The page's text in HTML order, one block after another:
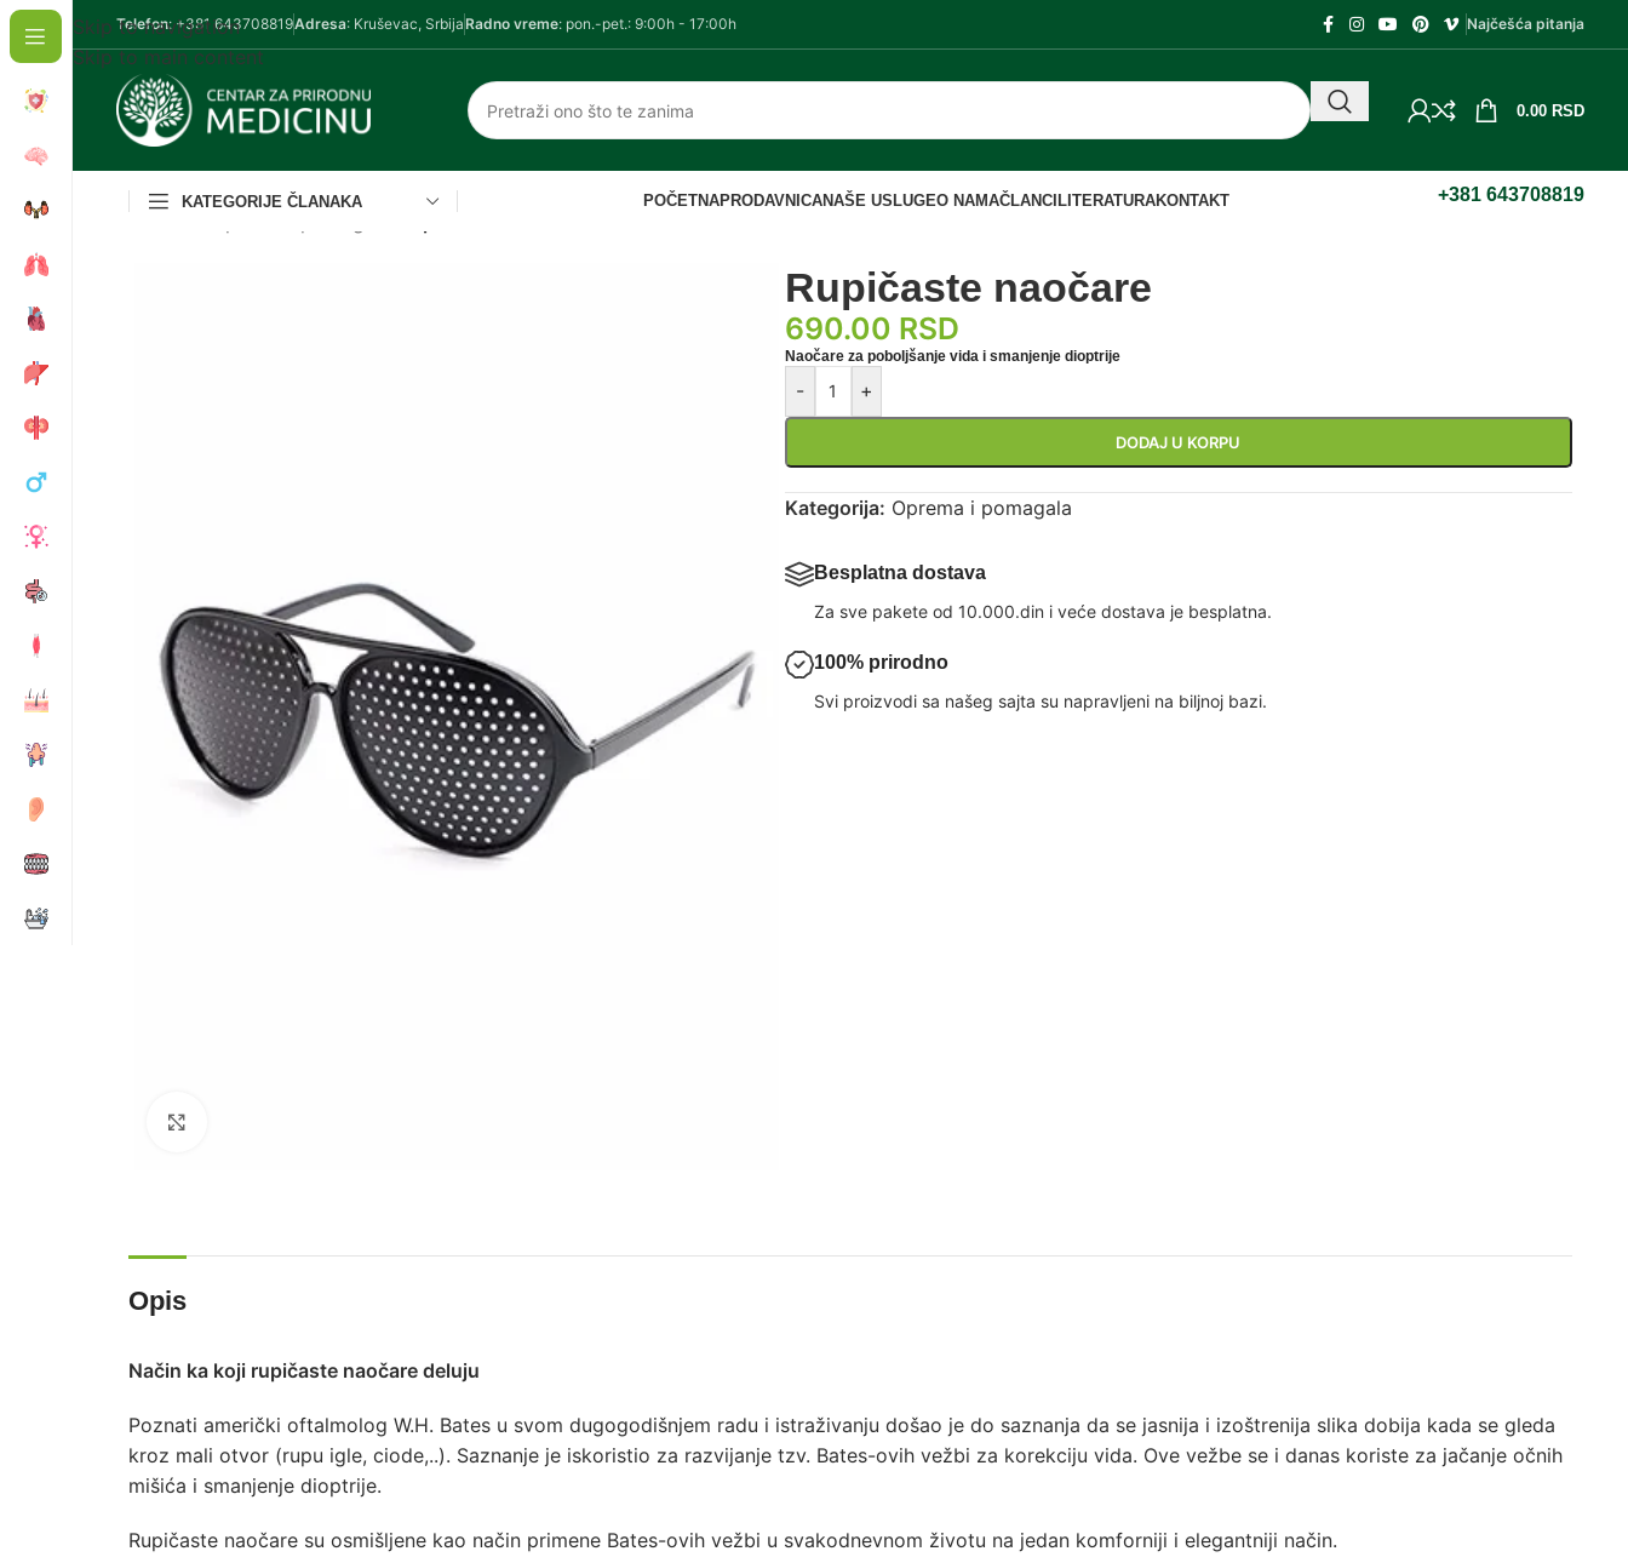
Skip to navigation
Skip to main content
Telefon: +381 643708819Adresa: Kruševac, SrbijaRadno vreme: pon.-pet.: 9:00h - 17:00h Najčešća pitanja
0.00 RSD
KATEGORIJE ČLANAKA POČETNAPRODAVNICANAŠE USLUGEO NAMAČLANCI LITERATURAKONTAKT +381 643708819
Rupičaste naočare
690.00 RSD
Naočare za poboljšanje vida i smanjenje dioptrije
- +
DODAJ U KORPU
Kategorija: Oprema i pomagala
Besplatna dostava
Za sve pakete od 10.000.din i veće dostava je besplatna.
100% prirodno
Svi proizvodi sa našeg sajta su napravljeni na biljnoj bazi.
Opis
Način ka koji rupičaste naočare deluju
Poznati američki oftalmolog W.H. Bates u svom dugogodišnjem radu i istraživanju došao je do saznanja da se jasnija i izoštrenija slika dobija kada se gleda
kroz mali otvor (rupu igle, ciode,..). Saznanje je iskoristio za razvijanje tzv. Bates-ovih vežbi za korekciju vida. Ove vežbe se i danas koriste za jačanje očnih
mišića i smanjenje dioptrije.
Rupičaste naočare su osmišljene kao način primene Bates-ovih vežbi u svakodnevnom životu na jedan komforniji i elegantniji način.